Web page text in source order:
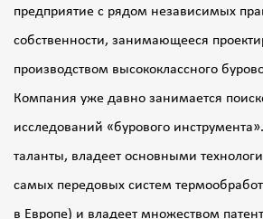
предприятие с рядом независимых
собственности, занимающееся
производством высококлассного
Компания уже давно занимается
исследований «бурового
таланты, владеет основными
самых передовых систем
в Европе) и владеет множеством